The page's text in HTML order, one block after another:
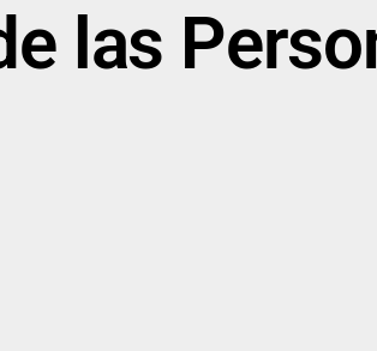
las